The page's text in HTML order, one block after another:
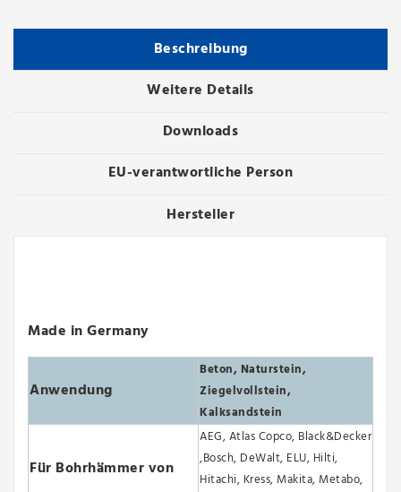
Beschreibung
Weitere Details
Downloads
EU-verantwortliche Person
Hersteller
Made in Germany
Anwendung
Beton, Naturstein,
Ziegelvollstein,
Kalksandstein
Für Bohrhämmer von
AEG, Atlas Copco, Black&Decker
,Bosch, DeWalt, ELU, Hilti,
Hitachi, Kress, Makita, Metabo,